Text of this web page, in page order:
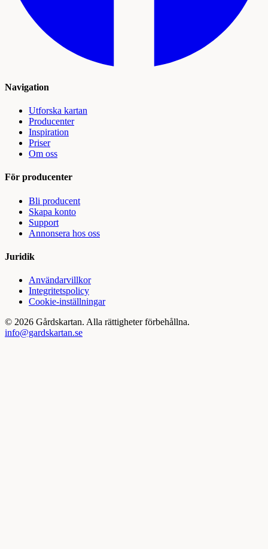
Navigation
Utforska kartan
Producenter
Inspiration
Priser
Om oss
För producenter
Bli producent
Skapa konto
Support
Annonsera hos oss
Juridik
Användarvillkor
Integritetspolicy
Cookie-inställningar
© 2026 Gårdskartan. Alla rättigheter förbehållna.
info@gardskartan.se